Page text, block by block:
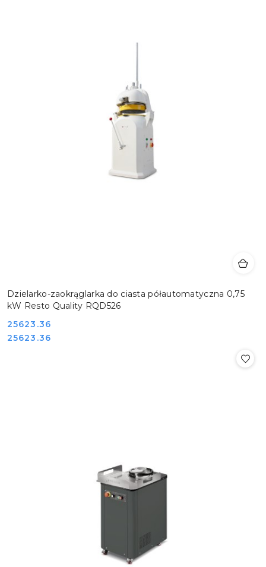
Dzielarko-zaokrąglarka do ciasta półautomatyczna 0,75
kW Resto Quality RQD526
Cena:
25623.36
Cena:
25623.36